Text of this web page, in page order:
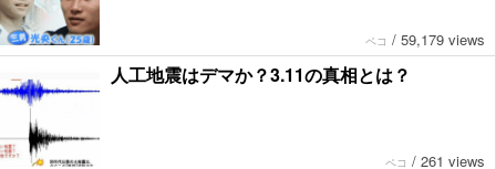
ペコ / 59,179 views
人工地震はデマか？3.11の真相とは？
ペコ / 261 views